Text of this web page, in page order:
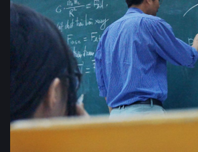
Anonim Şirketlerde Elektronik Genel
ANONİM ŞİRKETLERDE ELEKTRONİK GENEL
sürecinde gündeme gelen en önemli